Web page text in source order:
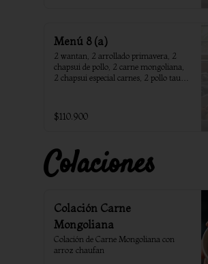
Menú 8 (a)
2 wantan, 2 arrollado primavera, 2
chapsui de pollo, 2 carne mongoliana,
2 chapsui especial carnes, 2 pollo tausi,
$110.900
Colaciones
Colación Carne
Mongoliana
Colación de Carne Mongoliana con
arroz chaufan